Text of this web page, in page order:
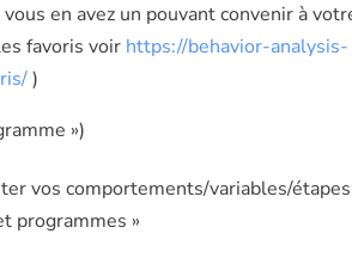
en avez un pouvant convenir à
favoris voir https://behavior-analysis-
)
»)
vos comportements/variables/
programmes »